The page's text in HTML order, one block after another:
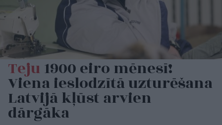
Teju1900 eiro mēnesī!
Viena ieslodzītā uzturēšana
Latvijā kļūst arvien
dārgāka